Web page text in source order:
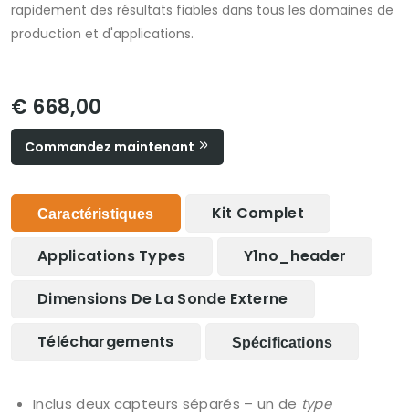
rapidement des résultats fiables dans tous les domaines de
production et d'applications.
€ 668,00
Commandez maintenant
Caractéristiques Kit Complet
Applications Types Y1no_header
Dimensions De La Sonde Externe
Téléchargements Spécifications
Inclus deux capteurs séparés – un de type